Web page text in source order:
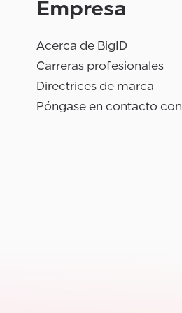
Empresa
Acerca de BigID
Carreras profesionales
Directrices de marca
Póngase en contacto con